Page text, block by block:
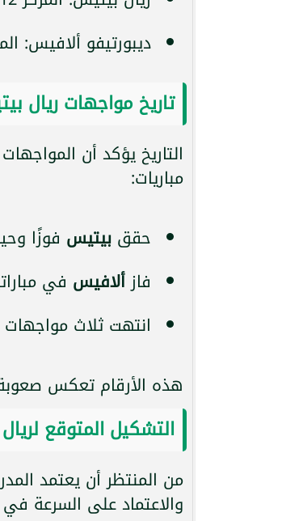
ديبورتيفو ألافيس: المركز 7 –
تاريخ مواجهات ريال
التاريخ يؤكد أن
مباريات:
حقق بيتيس فوزًا
فازألافيس في
انتهت ثلاث مواجهات
هذه الأرقام تعكس
التشكيل المتوقع
من المنتظر أن يعتمد
والاعتماد على السرعة